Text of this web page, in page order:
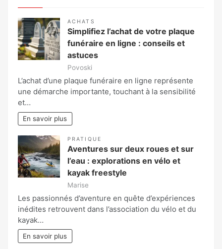
ACHATS
Simplifiez l’achat de votre plaque
funéraire en ligne : conseils et
astuces
Povoski
L’achat d’une plaque funéraire en ligne représente
une démarche importante, touchant à la sensibilité
et…
En savoir plus
PRATIQUE
Aventures sur deux roues et sur
l’eau : explorations en vélo et
kayak freestyle
Marise
Les passionnés d’aventure en quête d’expériences
inédites retrouvent dans l’association du vélo et du
kayak…
En savoir plus